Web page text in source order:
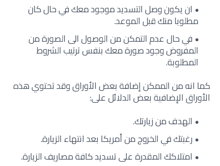
ان يكون وصل التسديد موجود معك في حال كان
مطلوبا منك قبل الموعد.
في حال عدم التمكن من الوصول الى الصورة من
المفروض وجود صورة معك بنفس ترتيب الشروط
المطلوبة.
كما انه من الممكن إضافة بعض الأوراق وقد تحتوي هذه
الأوراق الإضافية بعض الدلائل على:
الهدف من زيارتك.
رغبتك في الخروج من أمريكا بعد انتهاء الزيارة.
امتلاكك المقدرة على تسديد كافة مصاريف الزيارة.